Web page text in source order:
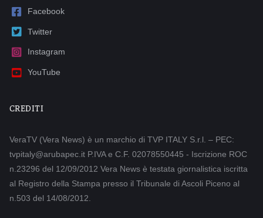
Facebook
Twitter
Instagram
YouTube
CREDITI
VeraTV (Vera News) è un marchio di TVP ITALY S.r.l. – PEC:
tvpitaly@arubapec.it P.IVA e C.F. 02078550445 - Iscrizione ROC
n.23296 del 12/09/2012 Vera News è testata giornalistica iscritta
al Registro della Stampa presso il Tribunale di Ascoli Piceno al
n.503 del 14/08/2012.